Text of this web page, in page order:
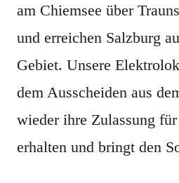
am Chiemsee über
und erreichen Salzburg
Gebiet. Unsere
dem Ausscheiden aus
wieder ihre Zulassung
erhalten und bringt den